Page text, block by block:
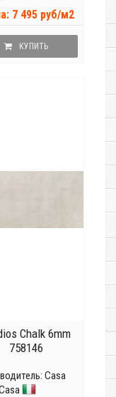
7 495 руб/м2
КУПИТЬ
Chalk 6mm
758146
Casa